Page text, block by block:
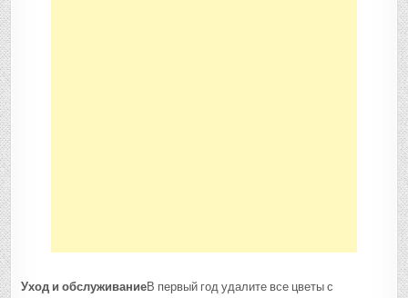
Уход и обслуживаниеВ первый год удалите все цветы с